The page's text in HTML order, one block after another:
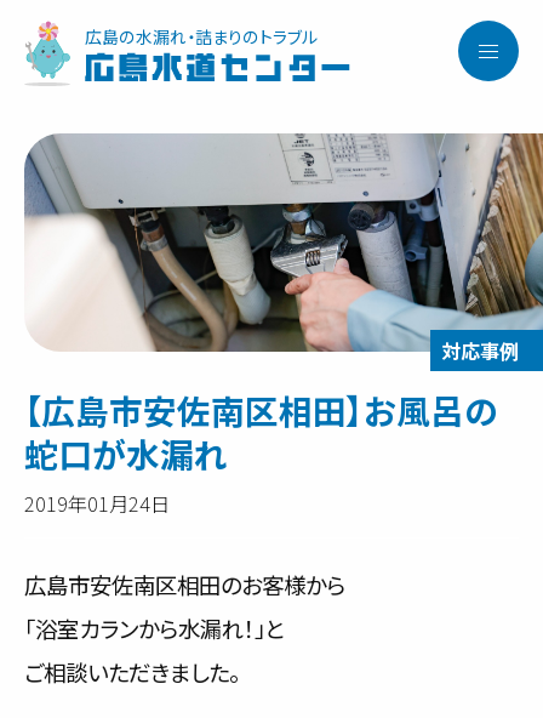
広島の水漏れ・詰まりのトラブル
広島水道センター
サービス内容と料金事例
料金一覧
【広島市安佐南区相田】お風呂の
蛇口が水漏れ
2019年01月24日
広島市安佐南区相田のお客様から
「浴室カランから水漏れ！」と
ご相談いただきました。